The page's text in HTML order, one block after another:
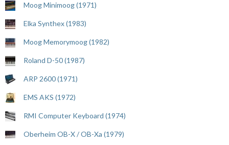
Moog Minimoog (1971)
Elka Synthex (1983)
Moog Memorymoog (1982)
Roland D-50 (1987)
ARP 2600 (1971)
EMS AKS (1972)
RMI Computer Keyboard (1974)
Oberheim OB-X / OB-Xa (1979)